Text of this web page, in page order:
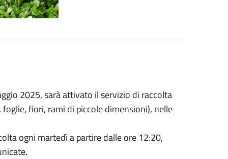
2025, sarà attivato il servizio di raccolta
fiori, rami di piccole dimensioni), nelle
ogni martedì a partire dalle ore 12:20,